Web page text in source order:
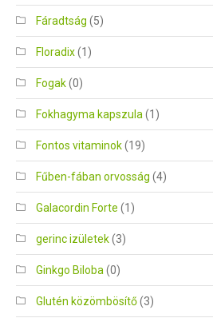
Fáradtság (5)
Floradix(1)
Fogak(0)
Fokhagyma kapszula(1)
Fontos vitaminok(19)
Fűben-fában orvosság (4)
Galacordin Forte (1)
gerinc izületek(3)
Ginkgo Biloba(0)
Glutén közömbösítő(3)